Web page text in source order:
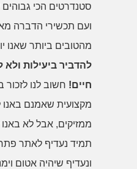
סטנדרטים הכי
ועם תכשירי הדברה
מהטובים ביותר שאנו
להדביר ביעילות
חיים! חשוב לנו לזכור
מקצועית שאמנם באנו
ממזיקים, אבל לא
תמיד נעדיף לאתר
ונעדיף שיהיה אטום